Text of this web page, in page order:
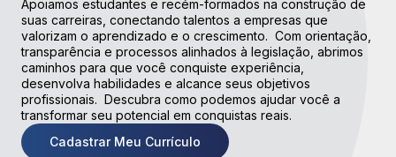
Apoiamos estudantes e recém-formados na construção de
suas carreiras, conectando talentos a empresas que
valorizam o aprendizado e o crescimento. Com orientação,
transparência e processos alinhados à legislação, abrimos
caminhos para que você conquiste experiência,
desenvolva habilidades e alcance seus objetivos
profissionais. Descubra como podemos ajudar você a
transformar seu potencial em conquistas reais.
Cadastrar Meu Currículo